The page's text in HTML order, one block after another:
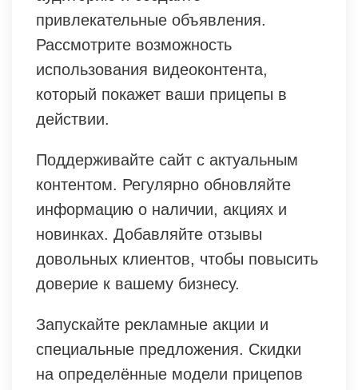
привлекательные объявления.
Рассмотрите возможность
использования видеоконтента,
который покажет ваши прицепы в
действии.
Поддерживайте сайт с актуальным
контентом. Регулярно обновляйте
информацию о наличии, акциях и
новинках. Добавляйте отзывы
довольных клиентов, чтобы повысить
доверие к вашему бизнесу.
Запускайте рекламные акции и
специальные предложения. Скидки
на определённые модели прицепов